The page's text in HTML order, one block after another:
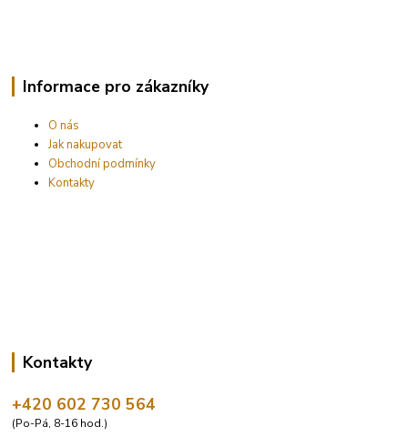
Informace pro zákazníky
O nás
Jak nakupovat
Obchodní podmínky
Kontakty
Kontakty
+420 602 730 564
(Po-Pá, 8-16 hod.)